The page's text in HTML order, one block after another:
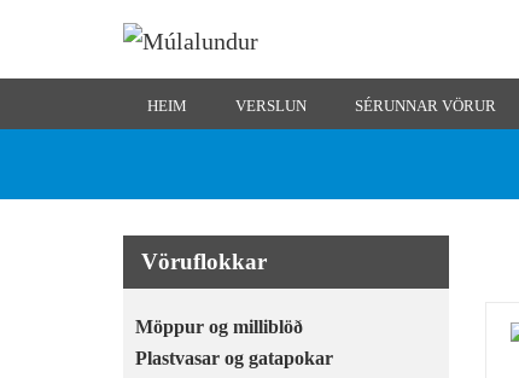
HEIM VERSLUN SÉRUNNAR VÖRUR
Vöruflokkar
Möppur og milliblöð
Plastvasar og gatapokar